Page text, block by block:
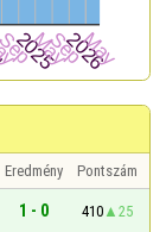
Eredmény
Pontszám
1 - 0 410
25